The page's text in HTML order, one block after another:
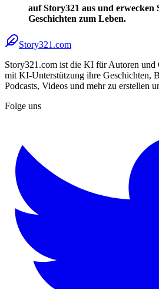
auf Story321 aus und erwecken
Geschichten zum Leben.
Story321.com
Story321.com ist die KI für Autoren und
mit KI-Unterstützung ihre Geschichten,
Podcasts, Videos und mehr zu erstellen
Folge uns